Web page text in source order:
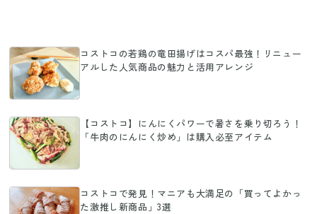
コストコの若鶏の竜田揚げはコスパ最強！リニュー
アルした人気商品の魅力と活用アレンジ
【コストコ】にんにくパワーで暑さを乗り切ろう！
「牛肉のにんにく炒め」は購入必至アイテム
コストコで発見！マニアも大満足の「買ってよかっ
た激推し新商品」3選